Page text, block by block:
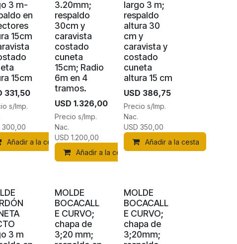
3 m-
en
15cm
15cm
331,50
s/Imp.
300,00
Añadir a la cesta
3.20mm;
respaldo
30cm y
caravista
costado
cuneta
15cm; Radio
6m en 4
tramos.
USD 1.326,00
Precio s/Imp.
Nac.
USD 1.200,00
Añadir a la cesta
largo 3 m;
respaldo
altura 30
cm y
caravista y
costado
cuneta
altura 15 cm
USD 386,75
Precio s/Imp.
Nac.
USD 350,00
Añadir a la cesta
3 m
MOLDE
BOCACALL
E CURVO;
chapa de
3;20 mm;
MOLDE
BOCACALL
E CURVO;
chapa de
3;20mm;